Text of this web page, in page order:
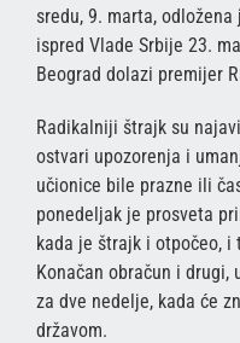
sredu, 9. marta,
ispred Vlade Srbije 23.
Beograd dolazi premijer
Radikalniji štrajk su
ostvari upozorenja i
učionice bile prazne ili
ponedeljak je prosveta
kada je štrajk i otpočeo,
Konačan obračun i
za dve nedelje, kada će
državom.